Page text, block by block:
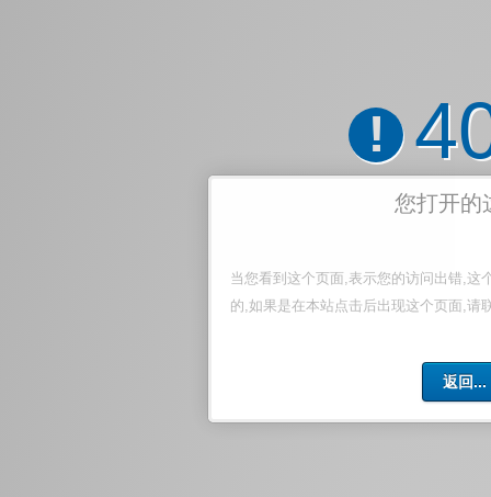
!
您打开的
当您看到这个页面,表示您的访问出错,这
的,如果是在本站点击后出现这个页面,请
返回...